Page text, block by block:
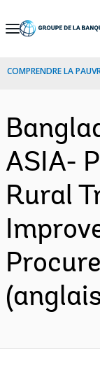
Skip
Navigation
COMPRENDRE LA
ASIA-
Rural